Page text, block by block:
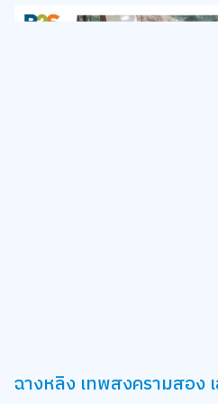
ฉางหลิง เทพสงครามสอง เ